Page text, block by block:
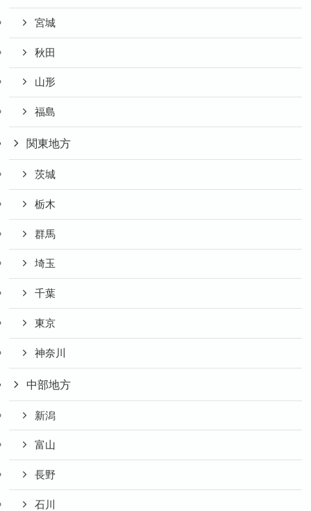
宮城
秋田
山形
福島
関東地方
茨城
栃木
群馬
埼玉
千葉
東京
神奈川
中部地方
新潟
富山
長野
石川